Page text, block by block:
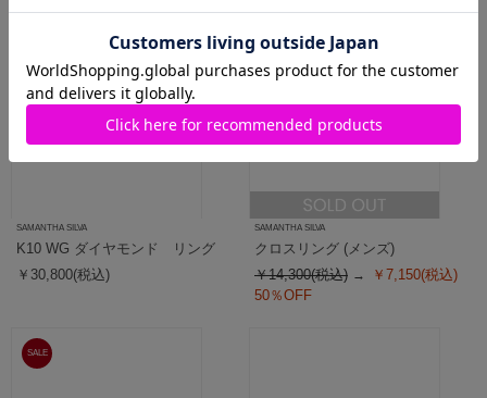
SAMANTHA SILVA
K10 WG ダイヤモンド リング
￥30,800(税込)
SALE
SAMANTHA SILVA
クロスリング (メンズ)
￥14,300(税込)
￥7,150(税込)
50％OFF
SALE